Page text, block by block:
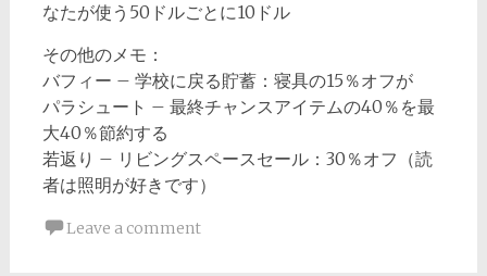
なたが使う50ドルごとに10ドル
その他のメモ：
バフィー – 学校に戻る貯蓄：寝具の15％オフが
パラシュート – 最終チャンスアイテムの40％を最
大40％節約する
若返り – リビングスペースセール：30％オフ（読
者は照明が好きです）
Leave a comment